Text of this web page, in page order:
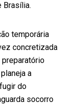
Brasília.
temporária
concretizada
a
do
socorro